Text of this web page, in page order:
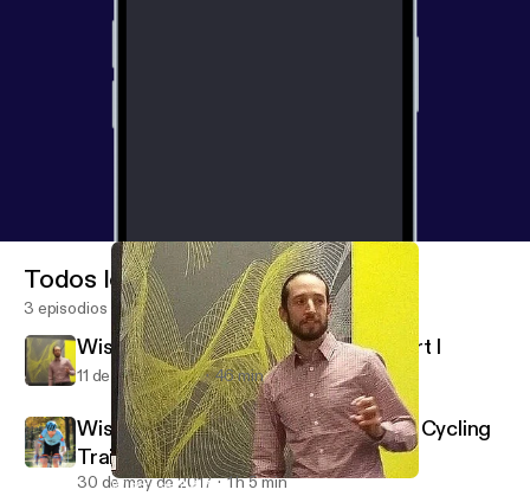
Wiscrossin' #17 - Jason Boynton Part I
Todos los episodios
3 episodios
Wiscrossin' #17 - Jason Boynton Part I
11 de sep de 2017 46 min
Wiscrossin' #16 - David Blodgett on Cycling
Training Part II
30 de may de 2017 1 h 5 min